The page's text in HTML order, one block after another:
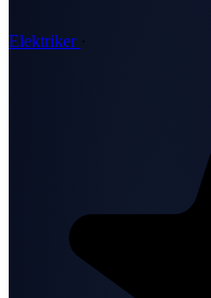
Elektriker ·